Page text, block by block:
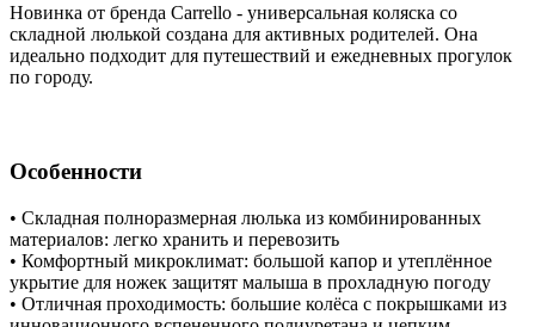
Новинка от бренда Carrello - универсальная коляска со
складной люлькой создана для активных родителей. Она
идеально подходит для путешествий и ежедневных прогулок
по городу.
Особенности
• Складная полноразмерная люлька из комбинированных
материалов: легко хранить и перевозить
• Комфортный микроклимат: большой капор и утеплённое
укрытие для ножек защитят малыша в прохладную погоду
• Отличная проходимость: большие колёса с покрышками из